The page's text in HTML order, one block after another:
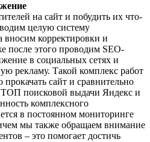
на сайт и побудить их что-
целую систему
вносим корректировки и
после этого проводим SEO-
в социальных сетях и
рекламу. Такой комплекс работ
прокачать сайт и сравнительно
ТОП поисковой выдачи Яндекс и
комплексного
в постоянном мониторинге
мы также обращаем внимание
– это помогает достичь